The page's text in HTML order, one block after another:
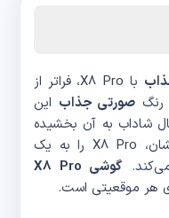
با X8 Pro، فراتر از
رنگ صورتی جذاب این
شاداب به آن بخشیده
است. این طراحی مینیمال و درخشان، X8 Pro را به یک
گوشی X8 Pro
هر موقعیتی است.